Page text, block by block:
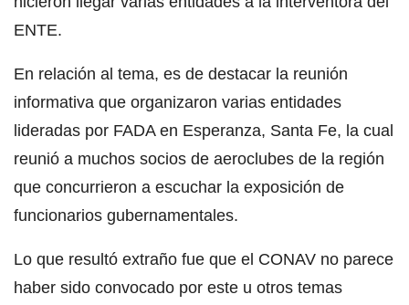
ENTE.
En relación al tema, es de destacar la reunión
informativa que organizaron varias entidades
lideradas por FADA en Esperanza, Santa Fe, la cual
reunió a muchos socios de aeroclubes de la región
que concurrieron a escuchar la exposición de
funcionarios gubernamentales.
Lo que resultó extraño fue que el CONAV no parece
haber sido convocado por este u otros temas